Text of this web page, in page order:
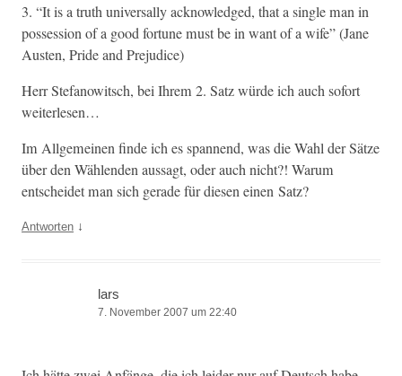
3. “It is a truth uni­ver­sal­ly acknowl­edged, that a sin­gle man in
pos­ses­sion of a good for­tune must be in want of a wife” (Jane
Austen, Pride and Prejudice)
Herr Ste­fanow­itsch, bei Ihrem 2. Satz würde ich auch sofort
weiterlesen…
Im All­ge­meinen finde ich es span­nend, was die Wahl der Sätze
über den Wäh­len­den aus­sagt, oder auch nicht?! Warum
entschei­det man sich ger­ade für diesen einen Satz?
Antworten ↓
lars
7. November 2007 um 22:40